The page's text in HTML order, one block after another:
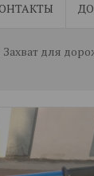
Захват для